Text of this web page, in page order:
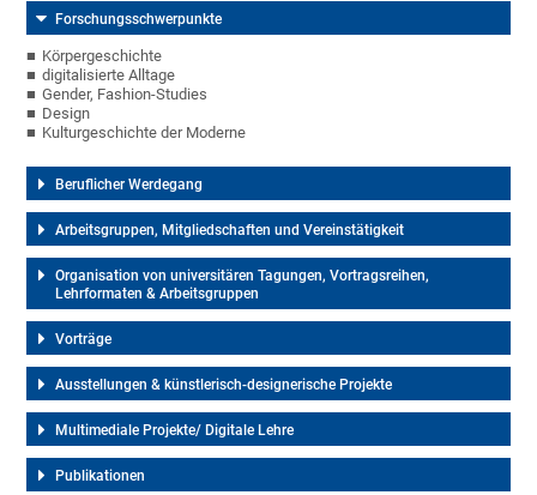
Forschungsschwerpunkte
Körpergeschichte
digitalisierte Alltage
Gender, Fashion-Studies
Design
Kulturgeschichte der Moderne
Beruflicher Werdegang
Arbeitsgruppen, Mitgliedschaften und Vereinstätigkeit
Organisation von universitären Tagungen, Vortragsreihen,
Lehrformaten & Arbeitsgruppen
Vorträge
Ausstellungen & künstlerisch-designerische Projekte
Multimediale Projekte/ Digitale Lehre
Publikationen